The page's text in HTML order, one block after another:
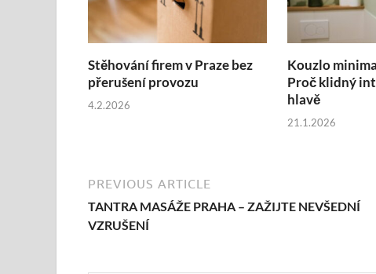
Stěhování firem v Praze bez
přerušení provozu
4.2.2026
Kouzlo
Proč klidný
hlavě
21.1.2026
PREVIOUS ARTICLE
TANTRA MASÁŽE PRAHA – ZAŽIJTE NEVŠEDNÍ
VZRUŠENÍ